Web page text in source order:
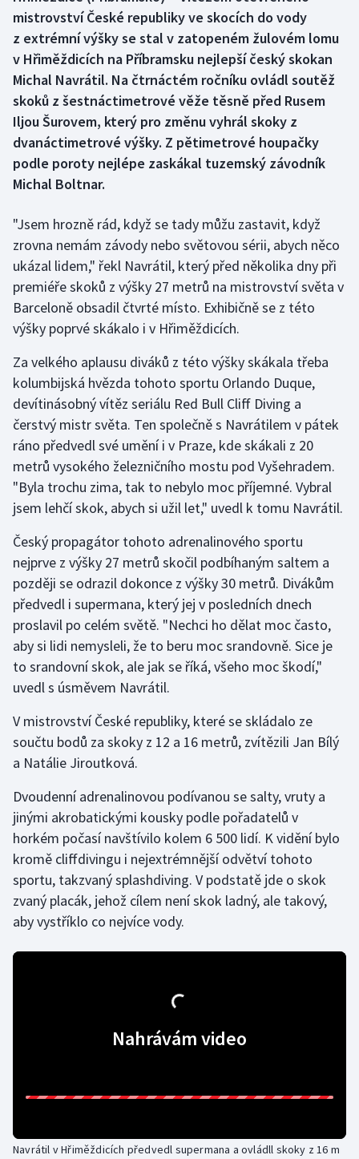
Box
Curling
Dostihy
Florbal
Futsal
Gymnastika
Házená
Jezdectví
Judo
Krasobruslení
Lezení
Lyže a snowboard
Moderní pětiboj
Motorsport
Olympijské hry
Parasport
Plavání
Plážový volejbal
Ragby
Rychlobruslení
Rychlostní kanoistika
Short track
Sportovní střelba
Volejbal
mistrovství České republiky ve skocích do vody
z extrémní výšky se stal v zatopeném žulovém lomu
v Hřiměždicích na Příbramsku nejlepší český skokan
Michal Navrátil. Na čtrnáctém ročníku ovládl soutěž
skoků z šestnáctimetrové věže těsně před Rusem
Iljou Šurovem, který pro změnu vyhrál skoky z
dvanáctimetrové výšky. Z pětimetrové houpačky
podle poroty nejlépe zaskákal tuzemský závodník
Michal Boltnar.
"Jsem hrozně rád, když se tady můžu zastavit, když
zrovna nemám závody nebo světovou sérii, abych něco
ukázal lidem," řekl Navrátil, který před několika dny při
premiéře skoků z výšky 27 metrů na mistrovství světa v
Barceloně obsadil čtvrté místo. Exhibičně se z této
výšky poprvé skákalo i v Hřiměždicích.
Za velkého aplausu diváků z této výšky skákala třeba
kolumbijská hvězda tohoto sportu Orlando Duque,
devítinásobný vítěz seriálu Red Bull Cliff Diving a
čerstvý mistr světa. Ten společně s Navrátilem v pátek
ráno předvedl své umění i v Praze, kde skákali z 20
metrů vysokého železničního mostu pod Vyšehradem.
"Byla trochu zima, tak to nebylo moc příjemné. Vybral
jsem lehčí skok, abych si užil let," uvedl k tomu Navrátil.
Český propagátor tohoto adrenalinového sportu
nejprve z výšky 27 metrů skočil podbíhaným saltem a
později se odrazil dokonce z výšky 30 metrů. Divákům
předvedl i supermana, který jej v posledních dnech
proslavil po celém světě. "Nechci ho dělat moc často,
aby si lidi nemysleli, že to beru moc srandovně. Sice je
to srandovní skok, ale jak se říká, všeho moc škodí,"
uvedl s úsměvem Navrátil.
V mistrovství České republiky, které se skládalo ze
součtu bodů za skoky z 12 a 16 metrů, zvítězili Jan Bílý
a Natálie Jiroutková.
Dvoudenní adrenalinovou podívanou se salty, vruty a
jinými akrobatickými kousky podle pořadatelů v
horkém počasí navštívilo kolem 6 500 lidí. K vidění bylo
kromě cliffdivingu i nejextrémnější odvětví tohoto
sportu, takzvaný splashdiving. V podstatě jde o skok
zvaný placák, jehož cílem není skok ladný, ale takový,
aby vystříklo co nejvíce vody.
Nahrávám video
Navrátil v Hřiměždicích předvedl supermana a ovládll skoky z 16 m